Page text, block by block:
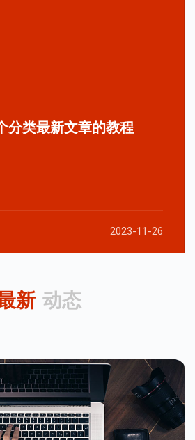
分类最新文章的教程
2023-11-26
新 动态